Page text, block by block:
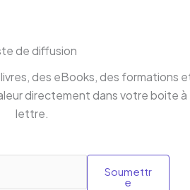
de diffusion
des eBooks, des formations
directement dans votre boite à
lettre.
Soumettr
e